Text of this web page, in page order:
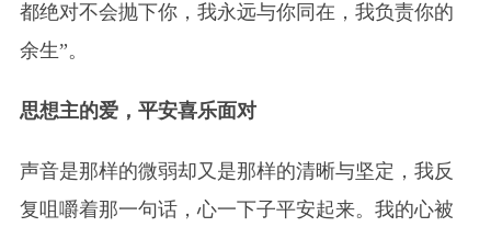
都绝对不会抛下你，我永远与你同在，我负责你的
余生”。
思想主的爱，平安喜乐面对
声音是那样的微弱却又是那样的清晰与坚定，我反
复咀嚼着那一句话，心一下子平安起来。我的心被